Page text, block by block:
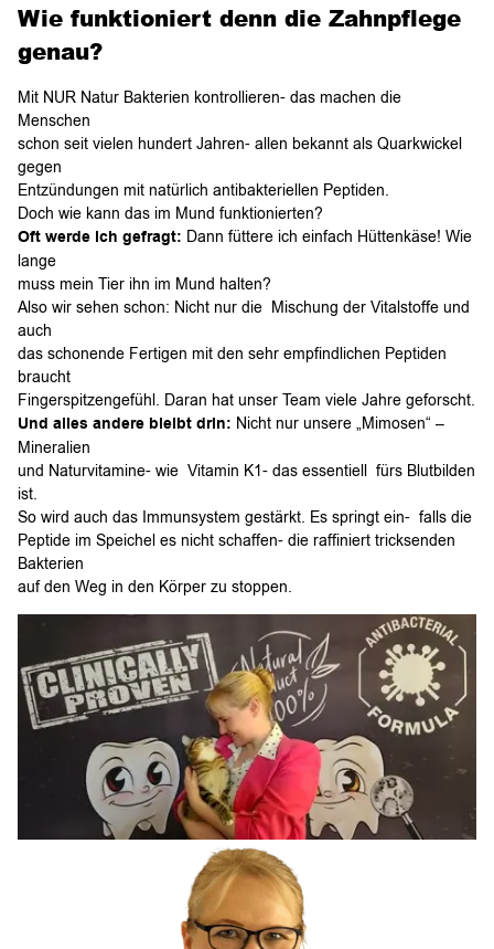
Wie funktioniert denn die Zahnpflege
genau?
Mit NUR Natur Bakterien kontrollieren- das machen die
Menschen
schon seit vielen hundert Jahren- allen bekannt als Quarkwickel
gegen
Entzündungen mit natürlich antibakteriellen Peptiden.
Doch wie kann das im Mund funktionierten?
Oft werde ich gefragt: Dann füttere ich einfach Hüttenkäse! Wie
lange
muss mein Tier ihn im Mund halten?
Also wir sehen schon: Nicht nur die Mischung der Vitalstoffe und
auch
das schonende Fertigen mit den sehr empfindlichen Peptiden
braucht
Fingerspitzengefühl. Daran hat unser Team viele Jahre geforscht.
Und alles andere bleibt drin: Nicht nur unsere „Mimosen“ –
Mineralien
und Naturvitamine- wie Vitamin K1- das essentiell fürs Blutbilden
ist.
So wird auch das Immunsystem gestärkt. Es springt ein- falls die
Peptide im Speichel es nicht schaffen- die raffiniert tricksenden
Bakterien
auf den Weg in den Körper zu stoppen.